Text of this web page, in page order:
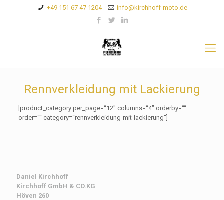
+49 151 67 47 1204 info@kirchhoff-moto.de
Rennverkleidung mit Lackierung
[product_category per_page=“12″ columns=“4″ orderby=““
order=““ category=“rennverkleidung-mit-lackierung“]
Daniel Kirchhoff
Kirchhoff GmbH & CO.KG
Höven 260